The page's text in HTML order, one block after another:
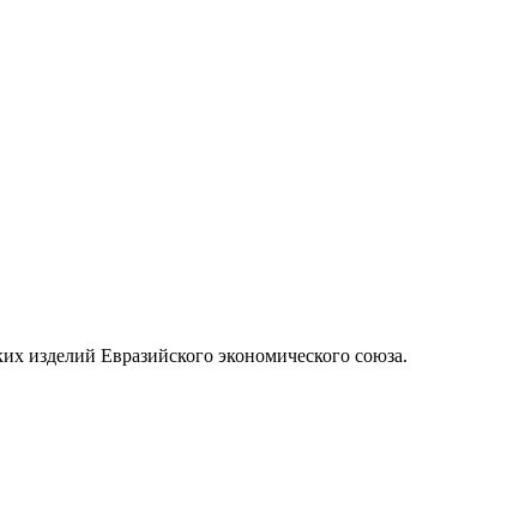
изделий Евразийского экономического союза.